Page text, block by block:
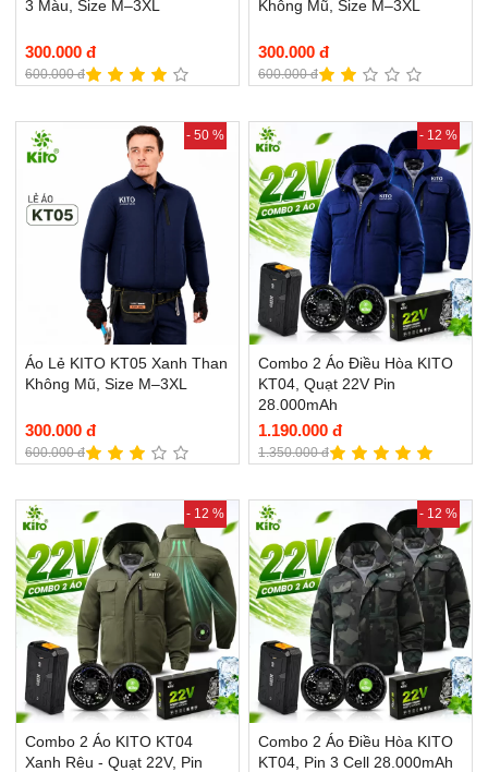
3 Màu, Size M–3XL
300.000 đ
600.000 đ
Không Mũ, Size M–3XL
300.000 đ
600.000 đ
- 50 %
Áo Lẻ KITO KT05 Xanh Than
Không Mũ, Size M–3XL
300.000 đ
600.000 đ
- 12 %
Combo 2 Áo Điều Hòa KITO
KT04, Quạt 22V Pin
28.000mAh
1.190.000 đ
1.350.000 đ
- 12 %
Combo 2 Áo KITO KT04
Xanh Rêu - Quạt 22V, Pin
- 12 %
Combo 2 Áo Điều Hòa KITO
KT04, Pin 3 Cell 28.000mAh